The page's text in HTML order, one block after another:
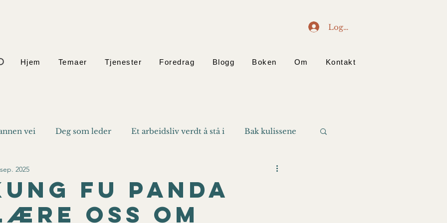
Logg inn
Hjem Temaer Tjenester Foredrag Blogg Boken Om Kontakt
vei Deg som leder Et arbeidsliv verdt å stå i Bak kulissene
fu panda
oss om
2025